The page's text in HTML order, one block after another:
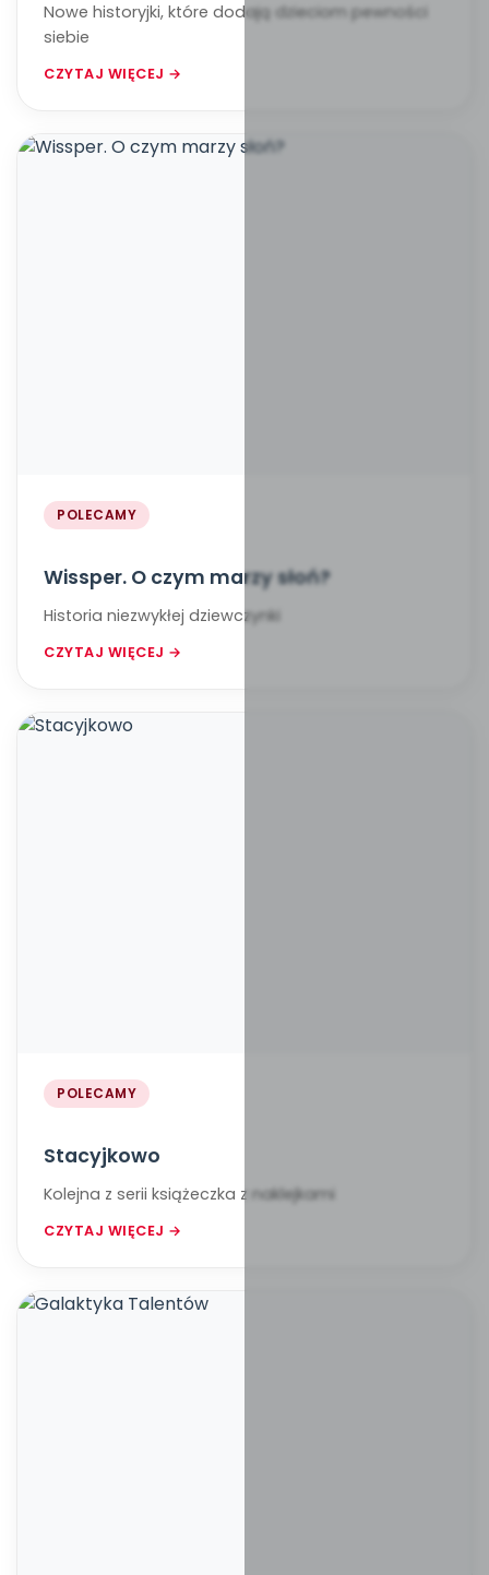
Nowe historyjki, które dodają dzieciom pewności
siebie
CZYTAJ WIĘCEJ →
POLECAMY
Wissper. O czym marzy słoń?
Historia niezwykłej dziewczynki
CZYTAJ WIĘCEJ →
POLECAMY
Stacyjkowo
Kolejna z serii książeczka z naklejkami
CZYTAJ WIĘCEJ →